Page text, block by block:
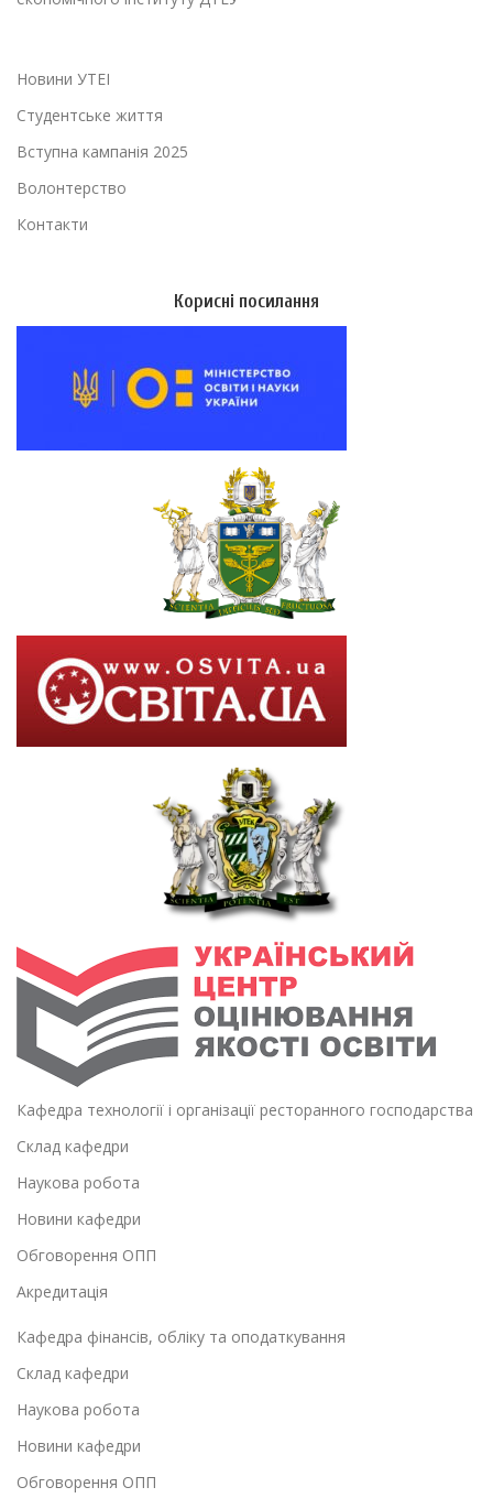
Новини УТЕІ
Студентське життя
Вступна кампанія 2025
Волонтерство
Контакти
Корисні посилання
Кафедра технології і організації ресторанного господарства
Склад кафедри
Наукова робота
Новини кафедри
Обговорення ОПП
Акредитація
Кафедра фінансів, обліку та оподаткування
Склад кафедри
Наукова робота
Новини кафедри
Обговорення ОПП